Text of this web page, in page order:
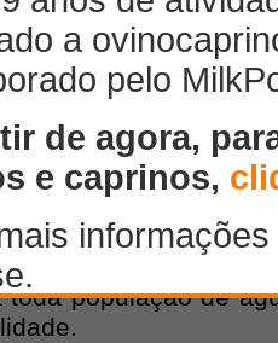
água (em
água em
de origem
com toda a
que planos
exigirá
e inovação
toda população de